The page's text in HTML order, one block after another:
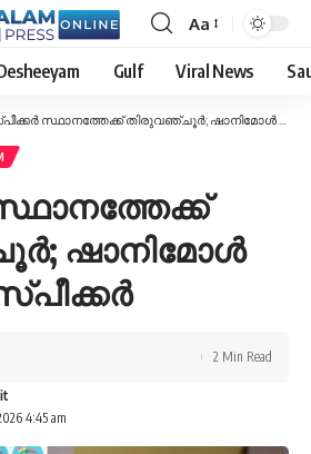
Font
Resizer
Aa
Gulf Viral News
സ്ഥാനത്തേക്ക് തിരുവഞ്ചൂര്‍; ഷാനിമോള്‍ ഡപ്യൂട്ടി സ്പീക്കര്‍
ഷാനിമോള്‍
4:45 am
2 Min Read